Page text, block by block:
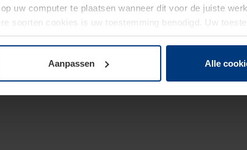
uw computer te plaatsen wanneer dit voor de juiste
soorten cookies is uw toestemming benodigd. Uw
Privacyverklaringop onze website wijzigen of
Aanpassen Alle